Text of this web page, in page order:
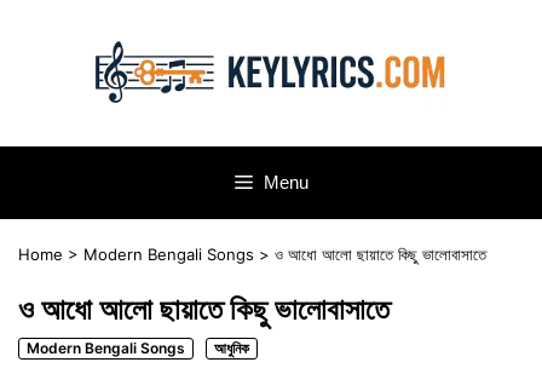
Menu
Home > Modern Bengali Songs > ও আধো আলো ছায়াতে কিছু ভালোবাসাতে
ও আধো আলো ছায়াতে কিছু ভালোবাসাতে
Modern Bengali Songs আধুনিক